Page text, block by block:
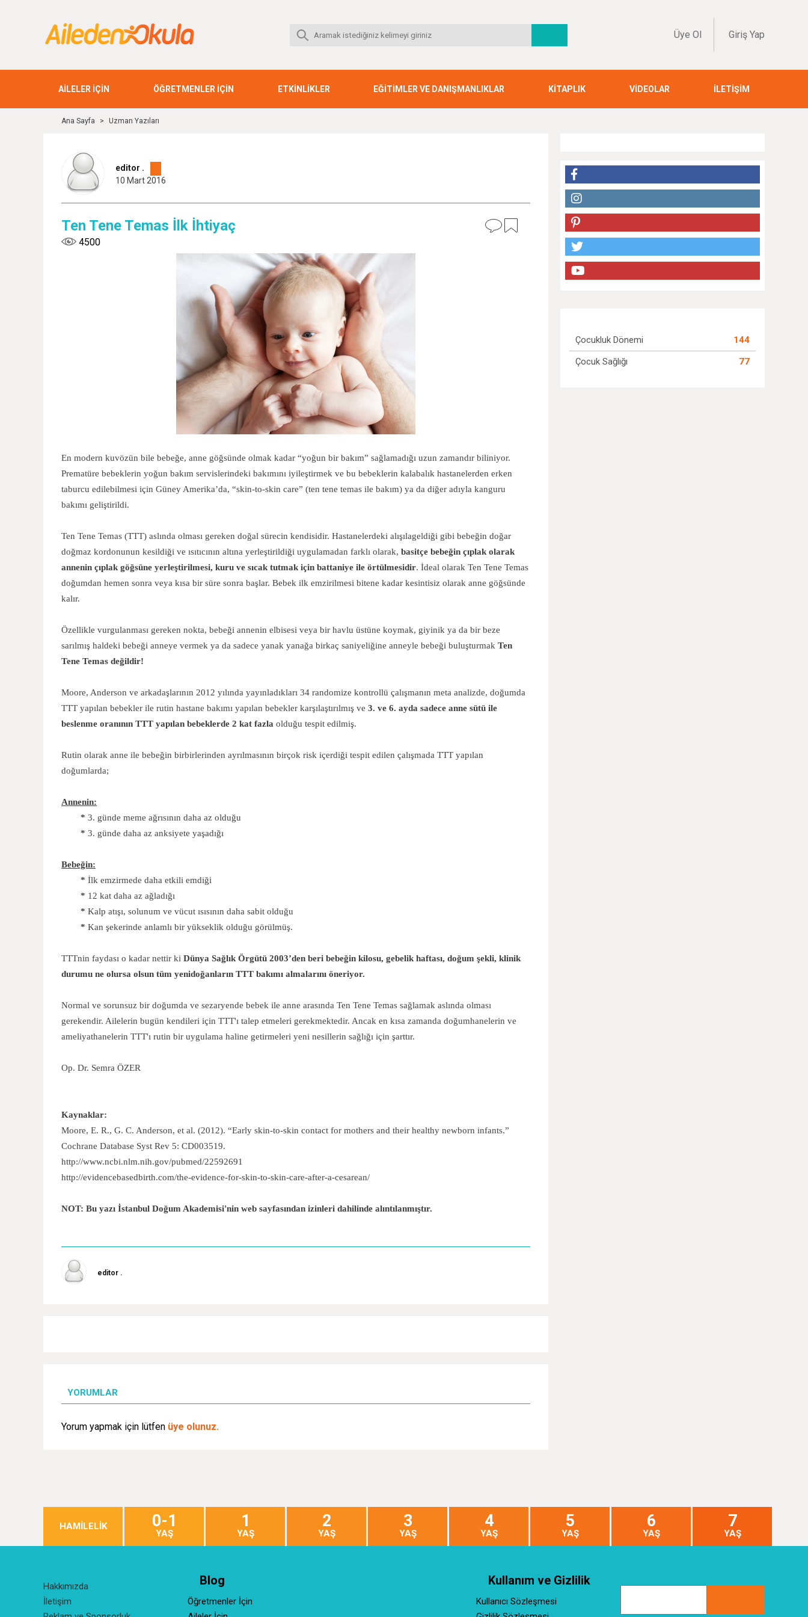
Üye Ol Giriş Yap
AİLELER İÇİN ÖĞRETMENLER İÇİN ETKİNLİKLER EĞİTİMLER VE DANIŞMANLIKLAR KİTAPLIK VİDEOLAR İLETİŞİM
Ana Sayfa > Uzman Yazıları
editor .
10 Mart 2016
Ten Tene Temas İlk İhtiyaç
4500
En modern kuvözün bile bebeğe, anne göğsünde olmak kadar “yoğun bir bakım” sağlamadığı uzun zamandır biliniyor.
Prematüre bebeklerin yoğun bakım servislerindeki bakımını iyileştirmek ve bu bebeklerin kalabalık hastanelerden erken
taburcu edilebilmesi için Güney Amerika’da, “skin-to-skin care” (ten tene temas ile bakım) ya da diğer adıyla kanguru
bakımı geliştirildi.
Ten Tene Temas (TTT) aslında olması gereken doğal sürecin kendisidir. Hastanelerdeki alışılageldiği gibi bebeğin doğar
doğmaz kordonunun kesildiği ve ısıtıcının altına yerleştirildiği uygulamadan farklı olarak, basitçe bebeğin çıplak olarak
annenin çıplak göğsüne yerleştirilmesi, kuru ve sıcak tutmak için battaniye ile örtülmesidir. İdeal olarak Ten Tene Temas
doğumdan hemen sonra veya kısa bir süre sonra başlar. Bebek ilk emzirilmesi bitene kadar kesintisiz olarak anne göğsünde
kalır.
Özellikle vurgulanması gereken nokta, bebeği annenin elbisesi veya bir havlu üstüne koymak, giyinik ya da bir beze
sarılmış haldeki bebeği anneye vermek ya da sadece yanak yanağa birkaç saniyeliğine anneyle bebeği buluşturmak Ten
Tene Temas değildir!
Moore, Anderson ve arkadaşlarının 2012 yılında yayınladıkları 34 randomize kontrollü çalışmanın meta analizde, doğumda
TTT yapılan bebekler ile rutin hastane bakımı yapılan bebekler karşılaştırılmış ve 3. ve 6. ayda sadece anne sütü ile
beslenme oranının TTT yapılan bebeklerde 2 kat fazla olduğu tespit edilmiş.
Rutin olarak anne ile bebeğin birbirlerinden ayrılmasının birçok risk içerdiği tespit edilen çalışmada TTT yapılan
doğumlarda;
Annenin:
* 3. günde meme ağrısının daha az olduğu
* 3. günde daha az anksiyete yaşadığı
Bebeğin:
* İlk emzirmede daha etkili emdiği
* 12 kat daha az ağladığı
* Kalp atışı, solunum ve vücut ısısının daha sabit olduğu
* Kan şekerinde anlamlı bir yükseklik olduğu görülmüş.
TTTnin faydası o kadar nettir ki Dünya Sağlık Örgütü 2003’den beri bebeğin kilosu, gebelik haftası, doğum şekli, klinik
durumu ne olursa olsun tüm yenidoğanların TTT bakımı almalarını öneriyor.
Normal ve sorunsuz bir doğumda ve sezaryende bebek ile anne arasında Ten Tene Temas sağlamak aslında olması
gerekendir. Ailelerin bugün kendileri için TTT'ı talep etmeleri gerekmektedir. Ancak en kısa zamanda doğumhanelerin ve
ameliyathanelerin TTT'ı rutin bir uygulama haline getirmeleri yeni nesillerin sağlığı için şarttır.
Op. Dr. Semra ÖZER
Kaynaklar:
Moore, E. R., G. C. Anderson, et al. (2012). “Early skin-to-skin contact for mothers and their healthy newborn infants.”
Cochrane Database Syst Rev 5: CD003519.
http://www.ncbi.nlm.nih.gov/pubmed/22592691
http://evidencebasedbirth.com/the-evidence-for-skin-to-skin-care-after-a-cesarean/
NOT: Bu yazı İstanbul Doğum Akademisi'nin web sayfasından izinleri dahilinde alıntılanmıştır.
editor .
YORUMLAR
Yorum yapmak için lütfen üye olunuz.
Çocukluk Dönemi
144
Çocuk Sağlığı
77
HAMİLELİK 0-1
YAŞ
1
YAŞ
2
YAŞ
3
YAŞ
4
YAŞ
5
YAŞ
6
YAŞ
7
YAŞ
Hakkımızda
İletişim
Blog
Öğretmenler İçin
Kullanım ve Gizlilik
Kullanıcı Sözleşmesi